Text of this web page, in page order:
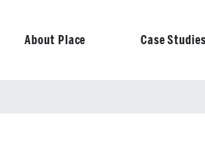
Primary
About Place Case Studies